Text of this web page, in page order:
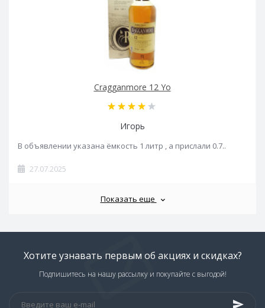
Cragganmore 12 Yo
Игорь
В объявлении указана ёмкость 1 литр , а прислали 0.7..
27.07.2025
Показать еще
Хотите узнавать первым об акциях и скидках?
Подпишитесь на нашу рассылку и покупайте с выгодой!